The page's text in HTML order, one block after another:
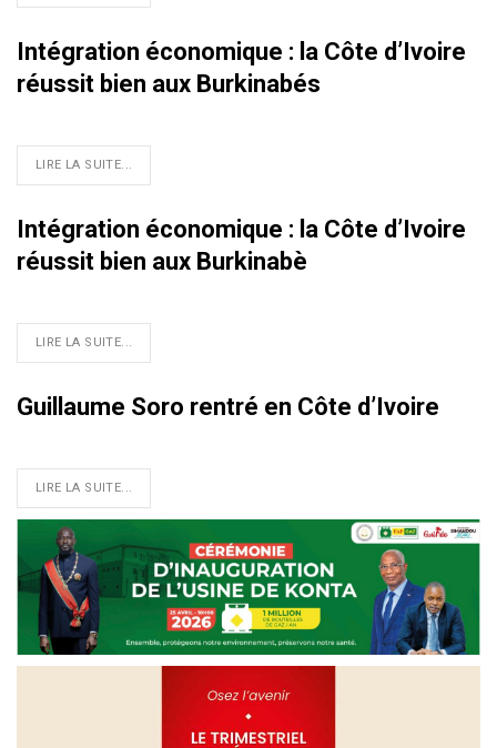
Intégration économique : la Côte d’Ivoire
réussit bien aux Burkinabés
LIRE LA SUITE...
Intégration économique : la Côte d’Ivoire
réussit bien aux Burkinabè
LIRE LA SUITE...
Guillaume Soro rentré en Côte d’Ivoire
LIRE LA SUITE...